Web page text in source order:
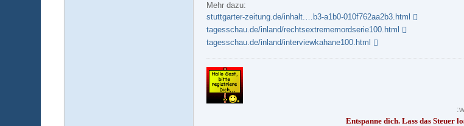
Mehr dazu:
stuttgarter-zeitung.de/inhalt.…b3-a1b0-010f762aa2b3.html
tagesschau.de/inland/rechtsextrememordserie100.html
tagesschau.de/inland/interviewkahane100.html
Entspanne dich. Lass das Steuer